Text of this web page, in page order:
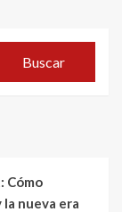
Buscar
Cómo
nueva era